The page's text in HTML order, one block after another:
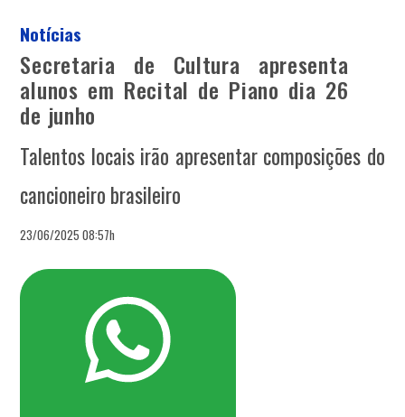
Notícias
Secretaria de Cultura apresenta
alunos em Recital de Piano dia 26
de junho
Talentos locais irão apresentar composições do
cancioneiro brasileiro
23/06/2025 08:57h